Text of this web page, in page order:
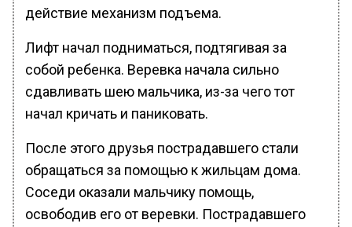
действие механизм подъема.
Лифт начал подниматься, подтягивая за
собой ребенка. Веревка начала сильно
сдавливать шею мальчика, из-за чего тот
начал кричать и паниковать.
После этого друзья пострадавшего стали
обращаться за помощью к жильцам дома.
Соседи оказали мальчику помощь,
освободив его от веревки. Пострадавшего